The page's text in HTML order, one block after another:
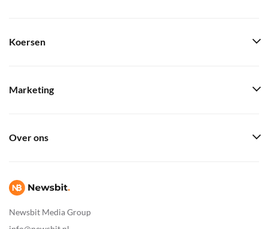
Newsbit Media Group
Koersen
Marketing
Over ons